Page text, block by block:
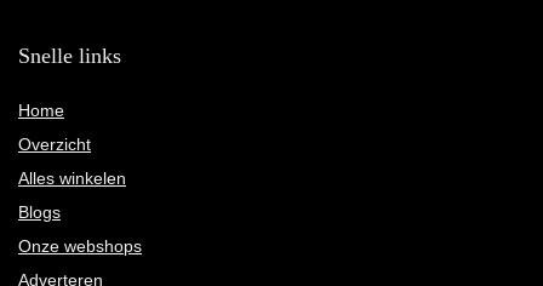
Snelle links
Home
Overzicht
Alles winkelen
Blogs
Onze webshops
Adverteren